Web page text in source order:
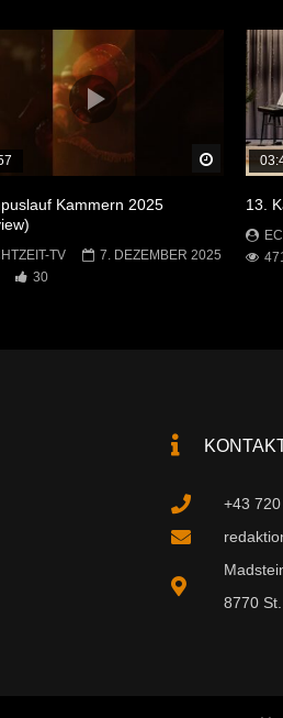
Später
Kammern 2025
TV
7. DEZEMBER 2025
30
13.
+43
8770